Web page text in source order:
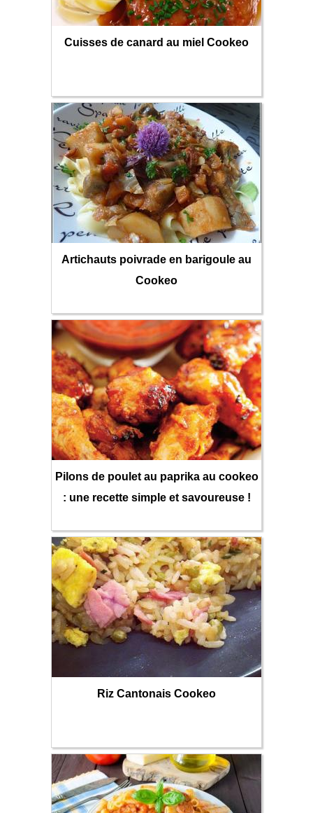
Cuisses de canard au miel Cookeo
Artichauts poivrade en barigoule au
Cookeo
Pilons de poulet au paprika au cookeo
: une recette simple et savoureuse !
Riz Cantonais Cookeo